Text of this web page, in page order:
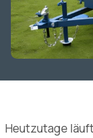
Heutzutage